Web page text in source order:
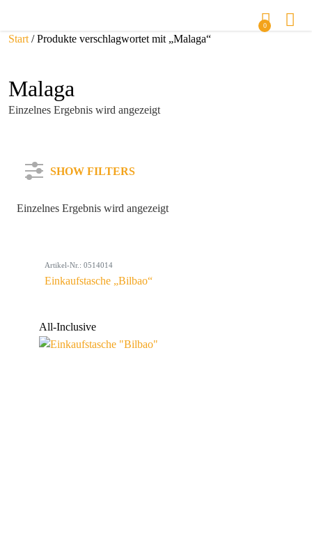
0
Start / Produkte verschlagwortet mit „Malaga“
Malaga
Einzelnes Ergebnis wird angezeigt
SHOW FILTERS
Farbe
Einzelnes Ergebnis wird angezeigt
Artikel-Nr.: 0514014
Einkaufstasche „Bilbao“
All-Inclusive